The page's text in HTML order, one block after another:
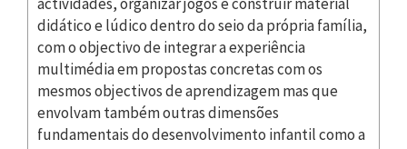
didático e lúdico dentro do seio da própria família,
com o objectivo de integrar a experiência
multimédia em propostas concretas com os
mesmos objectivos de aprendizagem mas que
envolvam também outras dimensões
fundamentais do desenvolvimento infantil como a